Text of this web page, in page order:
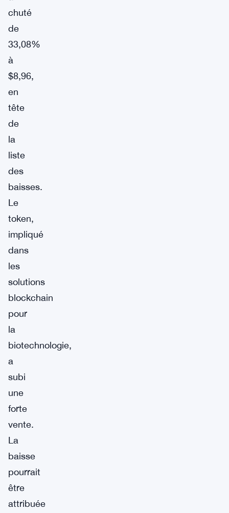
chuté
de
33,08%
à
$8,96,
en
tête
de
la
liste
des
baisses.
Le
token,
impliqué
dans
les
solutions
blockchain
pour
la
biotechnologie,
a
subi
une
forte
vente.
La
baisse
pourrait
être
attribuée